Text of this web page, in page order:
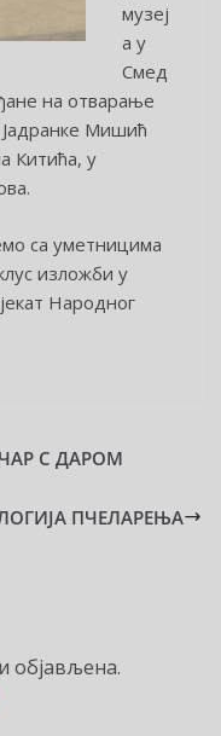
музеј
а у
Смед
на отварање
Мишић
Китића, у
са уметницима
изложби у
Народног
С ДАРОМ
ПЧЕЛАРЕЊА
објављена.